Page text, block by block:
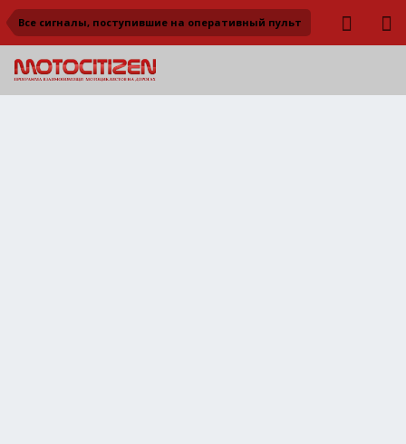
Все сигналы, поступившие на оперативный пульт